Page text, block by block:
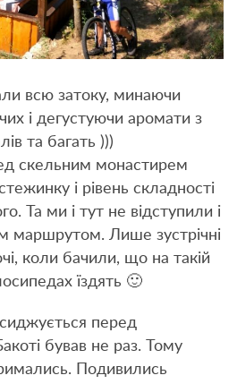
всю затоку, минаючи
і дегустуючи аромати з
та багать )))
скельним монастирем
і рівень складності
Та ми і тут не відступили і
маршрутом. Лише зустрічні
коли бачили, що на такій
їздять 🙂
перед
бував не раз. Тому
Подивились